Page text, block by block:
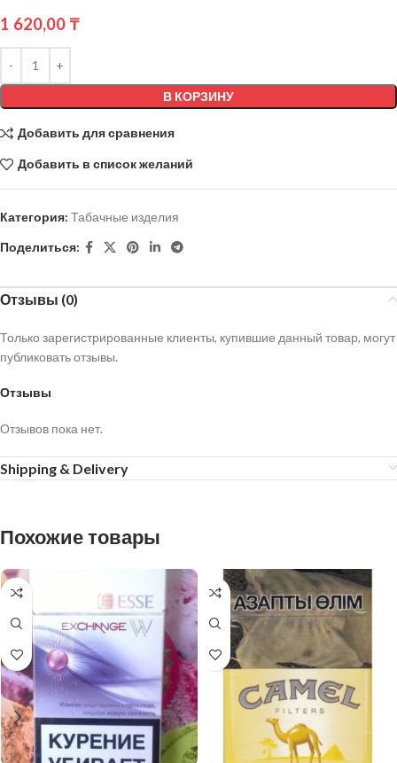
1 620,00 ₸
В КОРЗИНУ
Добавить для сравнения
Добавить в список желаний
Категория: Табачные изделия
Поделиться:
Отзывы (0)
Отзывы
Отзывов пока нет.
Только зарегистрированные клиенты, купившие данный товар, могут
публиковать отзывы.
Shipping & Delivery
Похожие товары